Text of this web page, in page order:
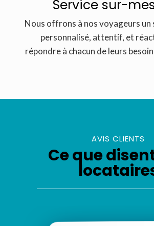
Service sur-
Nous offrons à nos voyageurs un
personnalisé, attentif, et
répondre à chacun de leurs
AVIS CLIENTS
Ce que